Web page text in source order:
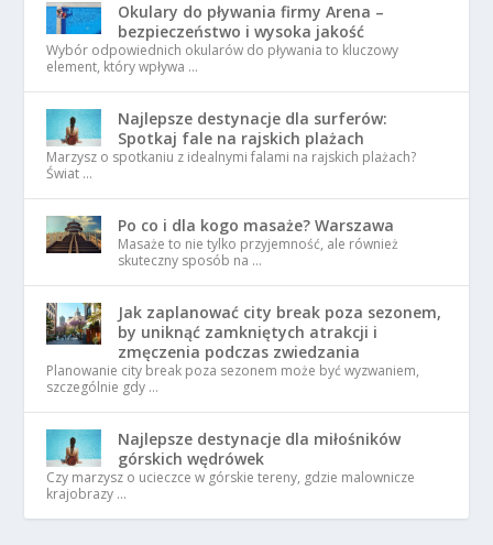
Okulary do pływania firmy Arena –
bezpieczeństwo i wysoka jakość
Wybór odpowiednich okularów do pływania to kluczowy
element, który wpływa …
Najlepsze destynacje dla surferów:
Spotkaj fale na rajskich plażach
Marzysz o spotkaniu z idealnymi falami na rajskich plażach?
Świat …
Po co i dla kogo masaże? Warszawa
Masaże to nie tylko przyjemność, ale również
skuteczny sposób na …
Jak zaplanować city break poza sezonem,
by uniknąć zamkniętych atrakcji i
zmęczenia podczas zwiedzania
Planowanie city break poza sezonem może być wyzwaniem,
szczególnie gdy …
Najlepsze destynacje dla miłośników
górskich wędrówek
Czy marzysz o ucieczce w górskie tereny, gdzie malownicze
krajobrazy …